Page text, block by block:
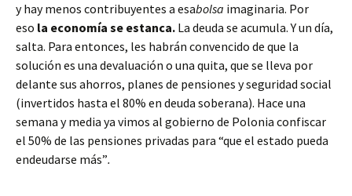
y hay menos contribuyentes a esabolsa imaginaria. Por
eso la economía se estanca. La deuda se acumula. Y un día,
salta. Para entonces, les habrán convencido de que la
solución es una devaluación o una quita, que se lleva por
delante sus ahorros, planes de pensiones y seguridad social
(invertidos hasta el 80% en deuda soberana). Hace una
semana y media ya vimos al gobierno de Polonia confiscar
el 50% de las pensiones privadas para “que el estado pueda
endeudarse más”.